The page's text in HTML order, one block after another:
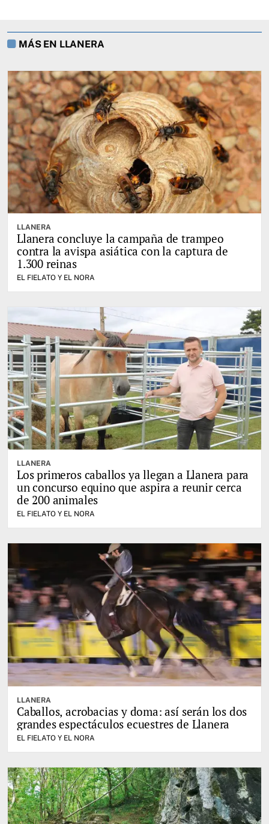
MÁS EN LLANERA
LLANERA
Llanera concluye la campaña de trampeo
contra la avispa asiática con la captura de
1.300 reinas
EL FIELATO Y EL NORA
LLANERA
Los primeros caballos ya llegan a Llanera para
un concurso equino que aspira a reunir cerca
de 200 animales
EL FIELATO Y EL NORA
LLANERA
Caballos, acrobacias y doma: así serán los dos
grandes espectáculos ecuestres de Llanera
EL FIELATO Y EL NORA